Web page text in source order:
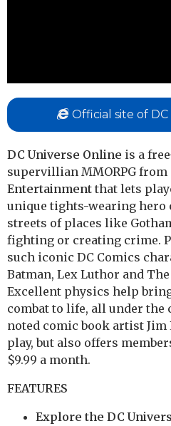
Official site of
DC Universe Online is a
supervillian MMORPG from
Entertainment that lets
unique tights-wearing hero
streets of places like
fighting or creating crime.
such iconic DC Comics
Batman, Lex Luthor and
Excellent physics help
combat to life, all under
noted comic book artist Jim
play, but also offers
$9.99 a month.
FEATURES
Explore the DC